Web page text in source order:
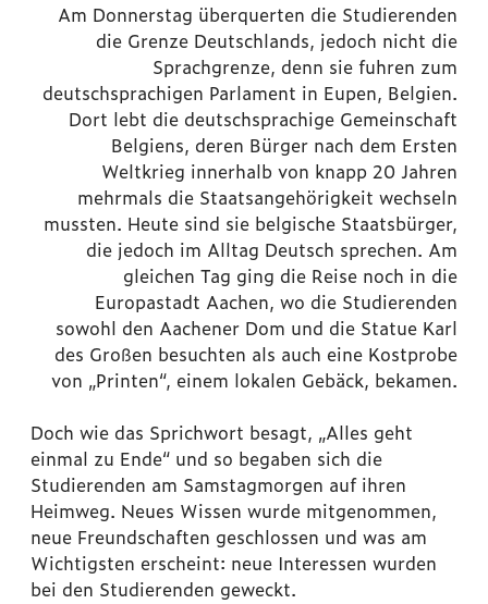
Am Donnerstag überquerten die Studierenden
die Grenze Deutschlands, jedoch nicht die
Sprachgrenze, denn sie fuhren zum
deutschsprachigen Parlament in Eupen, Belgien.
Dort lebt die deutschsprachige Gemeinschaft
Belgiens, deren Bürger nach dem Ersten
Weltkrieg innerhalb von knapp 20 Jahren
mehrmals die Staatsangehörigkeit wechseln
mussten. Heute sind sie belgische Staatsbürger,
die jedoch im Alltag Deutsch sprechen. Am
gleichen Tag ging die Reise noch in die
Europastadt Aachen, wo die Studierenden
sowohl den Aachener Dom und die Statue Karl
des Großen besuchten als auch eine Kostprobe
von „Printen“, einem lokalen Gebäck, bekamen.
Doch wie das Sprichwort besagt, „Alles geht
einmal zu Ende“ und so begaben sich die
Studierenden am Samstagmorgen auf ihren
Heimweg. Neues Wissen wurde mitgenommen,
neue Freundschaften geschlossen und was am
Wichtigsten erscheint: neue Interessen wurden
bei den Studierenden geweckt.